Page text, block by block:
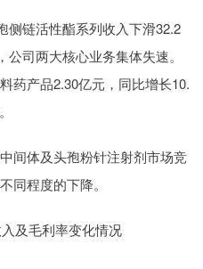
侧链活性酯系列收入下滑32.2
司两大核心业务集体失速。
药产品2.30亿元，同比增长10.
间体及头孢粉针注射剂市场竞
同程度的下降。
及毛利率变化情况